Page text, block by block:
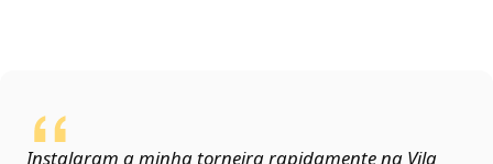
Instalaram a minha torneira rapidamente na Vila